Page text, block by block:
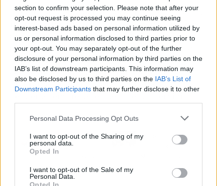
section to confirm your selection. Please note that after your
opt-out request is processed you may continue seeing
interest-based ads based on personal information utilized by
us or personal information disclosed to third parties prior to
your opt-out. You may separately opt-out of the further
disclosure of your personal information by third parties on the
IAB’s list of downstream participants. This information may
also be disclosed by us to third parties on the IAB’s List of
Downstream Participants that may further disclose it to other
Personal Data Processing Opt Outs
I want to opt-out of the Sharing of my
personal data.
Opted In
I want to opt-out of the Sale of my
Personal Data.
Metafrase cuenta con especialistas anti phising
implantación de GDPR,hackingético, servicios
de ciberdefensa,compliancey consultoría de
ciberseguridad que ayudan a las empresas a
potenciar su seguridad digital. Además, esta
compañía está registrada como agente del
programa Kit Digital para facilitar a las
pequeñas empresas el pago de sus servicios.
Las últimas tendencias
en ciberseguridad para
prueba de fallos para los
clientes, con Metafrase
La socialización en la
música, por Escuela de